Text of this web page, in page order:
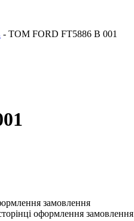
- TOM FORD FT5886 B 001
замовлення
оформлення замовлення